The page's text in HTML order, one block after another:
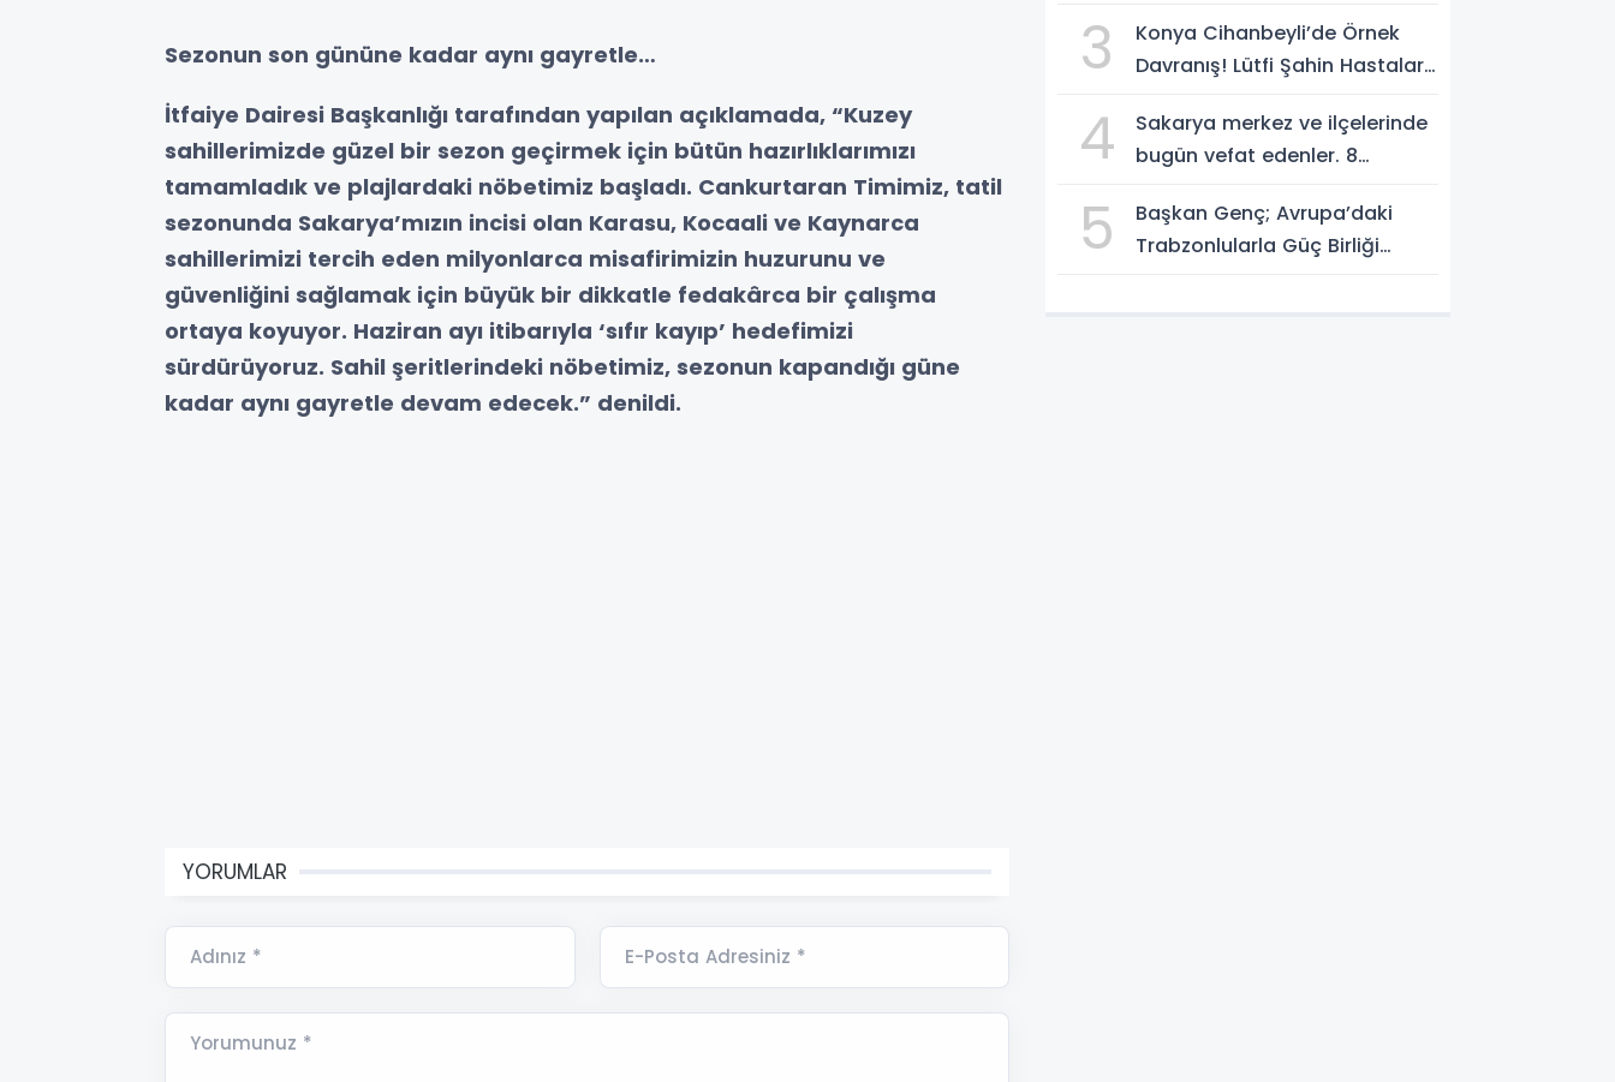
Sezonun son gününe kadar aynı gayretle…
İtfaiye Dairesi Başkanlığı tarafından yapılan açıklamada, “Kuzey
sahillerimizde güzel bir sezon geçirmek için bütün hazırlıklarımızı
tamamladık ve plajlardaki nöbetimiz başladı. Cankurtaran Timimiz, tatil
sezonunda Sakarya’mızın incisi olan Karasu, Kocaali ve Kaynarca
sahillerimizi tercih eden milyonlarca misafirimizin huzurunu ve
güvenliğini sağlamak için büyük bir dikkatle fedakârca bir çalışma
ortaya koyuyor. Haziran ayı itibarıyla ‘sıfır kayıp’ hedefimizi
sürdürüyoruz. Sahil şeritlerindeki nöbetimiz, sezonun kapandığı güne
kadar aynı gayretle devam edecek.” denildi.
YORUMLAR
Adınız * E-Posta Adresiniz *
Yorumunuz *
3
Konya Cihanbeyli’de Örnek
Davranış! Lütfi Şahin Hastalara
4
Sakarya merkez ve ilçelerinde
bugün vefat edenler. 8
5
Başkan Genç; Avrupa’daki
Trabzonlularla Güç Birliği